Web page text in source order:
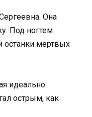
Она
Под ногтем
останки мертвых
идеально
острым, как